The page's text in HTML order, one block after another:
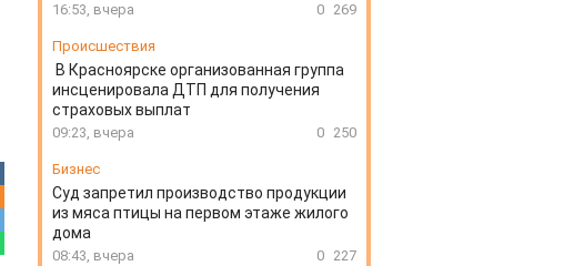
16:53, вчера 0 269
Происшествия
В Красноярске организованная группа
инсценировала ДТП для получения
страховых выплат
09:23, вчера 0 250
Бизнес
Суд запретил производство продукции
из мяса птицы на первом этаже жилого
дома
08:43, вчера 0 227